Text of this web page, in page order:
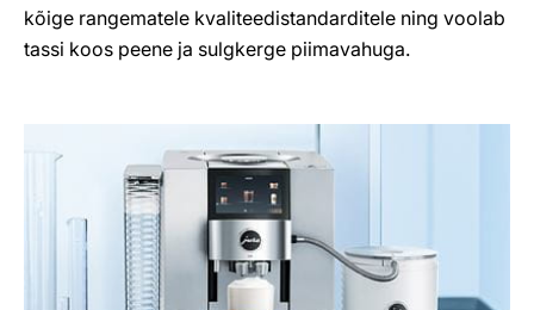
kõige rangematele kvaliteedistandarditele ning voolab
tassi koos peene ja sulgkerge piimavahuga.